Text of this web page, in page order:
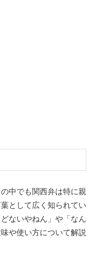
中でも関西弁は特に親
として広く知られてい
ないやねん」や「なん
や使い方について解説